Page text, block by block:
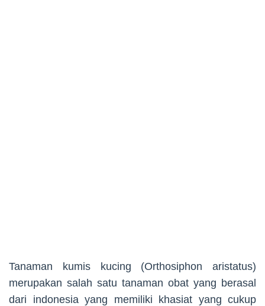
Tanaman kumis kucing (Orthosiphon aristatus)
merupakan salah satu tanaman obat yang berasal
dari indonesia yang memiliki khasiat yang cukup